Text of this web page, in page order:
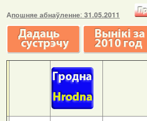
Апошняе абнаўленне: 31.05.2011